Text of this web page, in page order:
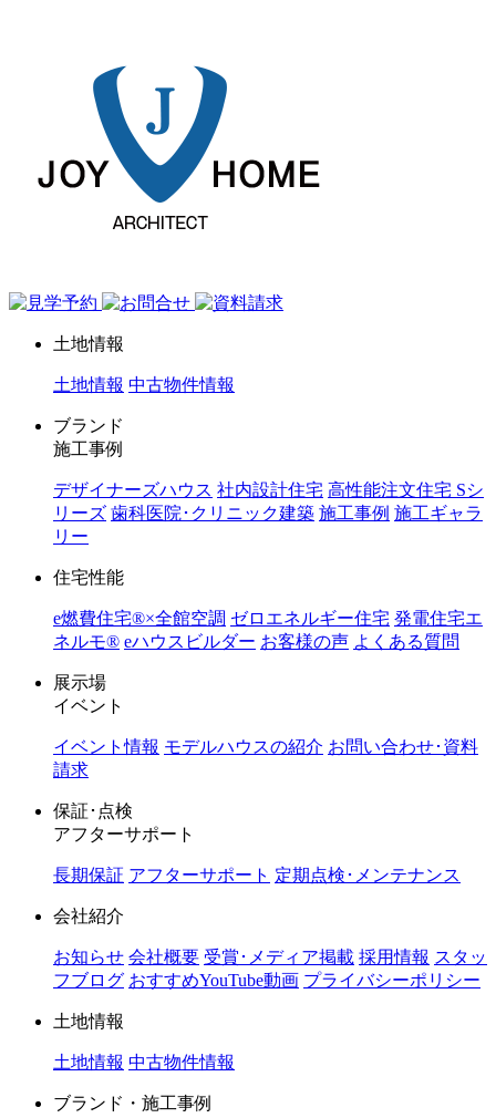
土地情報
土地情報 中古物件情報
ブランド
施工事例
デザイナーズハウス 社内設計住宅 高性能注文住宅 Sシ
リーズ 歯科医院･クリニック建築 施工事例 施工ギャラ
リー
住宅性能
e燃費住宅®︎×全館空調 ゼロエネルギー住宅 発電住宅エ
ネルモ®︎ eハウスビルダー お客様の声 よくある質問
展示場
イベント
イベント情報 モデルハウスの紹介 お問い合わせ･資料
請求
保証･点検
アフターサポート
長期保証 アフターサポート 定期点検･メンテナンス
会社紹介
お知らせ 会社概要 受賞･メディア掲載 採用情報 スタッ
フブログ おすすめYouTube動画 プライバシーポリシー
土地情報
土地情報 中古物件情報
ブランド・施工事例